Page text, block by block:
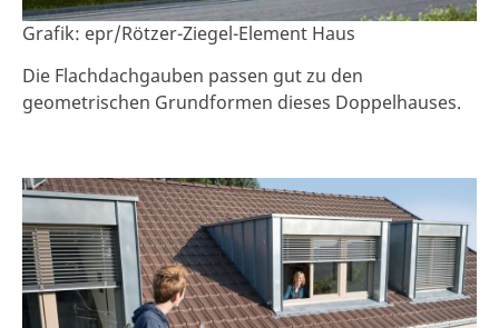
Grafik: epr/Rötzer-Ziegel-Element Haus
Die Flachdachgauben passen gut zu den
geometrischen Grundformen dieses Doppelhauses.